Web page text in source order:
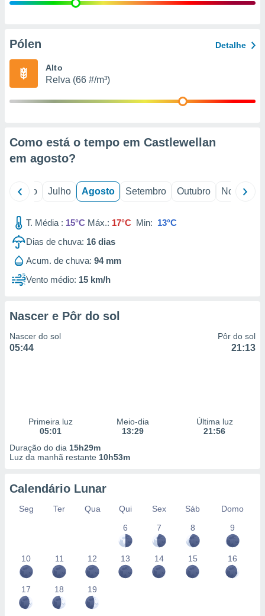
e
de
Pólen Detalhe
Alto
Relva (66 #/m³)
Como está o tempo em Castlewellan
em agosto?
Junho Julho Agosto Setembro Outubro Novembro
T. Média : 15°C Máx.: 17°C Min: 13°C
Dias de chuva: 16 dias
Acum. de chuva: 94 mm
Vento médio: 15 km/h
Nascer e Pôr do sol
Nascer do sol
05:44
Pôr do sol
21:13
Primeira luz
05:01
Meio-dia
13:29
Última luz
21:56
Duração do dia 15h29m
Luz da manhã restante 10h53m
Calendário Lunar
Seg Ter Qua Qui Sex Sáb
Domo
6
7 8 9
10 11 12 13 14 15 16
17 18 19